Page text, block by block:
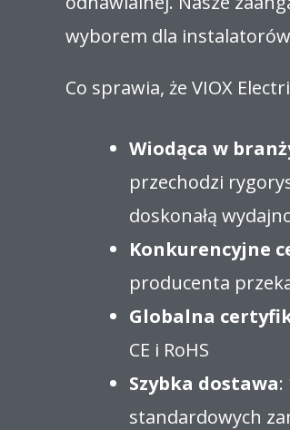
wyborem dla
Co sprawia, że VIOX
Wiodąca w
przechodzi
doskonałą
Konkurencyjne
producenta
Globalna
CE i RoHS
Szybka dostawa:
standardowych